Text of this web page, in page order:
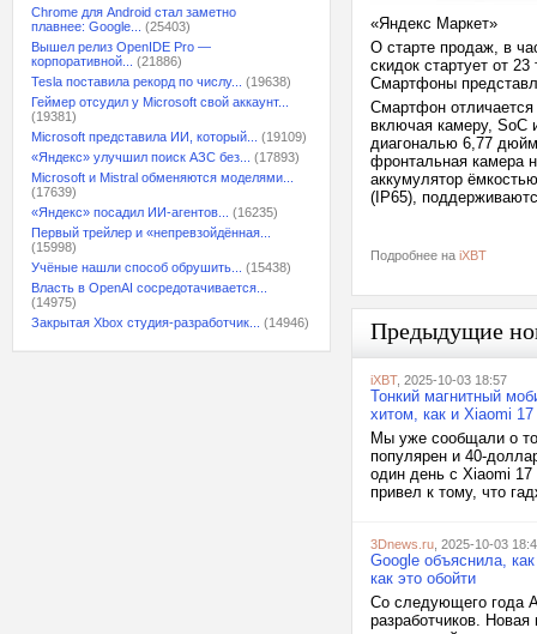
Chrome для Android стал заметно
плавнее: Google...
(25403)
Вышел релиз OpenIDE Pro —
корпоративной...
(21886)
Tesla поставила рекорд по числу...
(19638)
Геймер отсудил у Microsoft свой аккаунт...
(19381)
Microsoft представила ИИ, который...
(19109)
«Яндекс» улучшил поиск АЗС без...
(17893)
Microsoft и Mistral обменяются моделями...
(17639)
«Яндекс» посадил ИИ-агентов...
(16235)
Первый трейлер и «непревзойдённая...
(15998)
Учёные нашли способ обрушить...
(15438)
Власть в OpenAI сосредотачивается...
(14975)
Закрытая Xbox студия-разработчик...
(14946)
«Яндекс Маркет»
О старте продаж, в
скидок стартует от
Смартфоны
Смартфон отличается
включая камеру, SoC
диагональю 6,77
фронтальная камера
аккумулятор
(IP65),
Подробнее на iXBT
Предыдущие
iXBT, 2025-10-03 18:57
Тонкий магнитный
хитом, как и Xiaomi
Мы уже сообщали о
популярен и 40-
один день с Xiaomi
привел к тому, что
3Dnews.ru , 2025-10-03
Google объяснила,
как это обойти
Со следующего года
разработчиков. Новая